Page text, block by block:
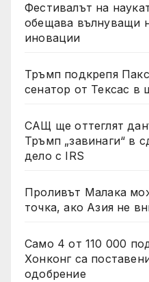
Фестивалът на
обещава вълнуващи
иновации
Тръмп подкрепя
сенатор от Тексас
САЩ ще оттеглят
Тръмп „завинаги“ в
дело с IRS
Проливът Малака
точка, ако Азия не
Само 4 от 110 000
Хонконг са
одобрение